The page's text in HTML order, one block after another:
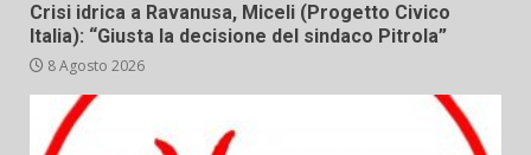
Crisi idrica a Ravanusa, Miceli (Progetto Civico
Italia): “Giusta la decisione del sindaco Pitrola”
8 Agosto 2026